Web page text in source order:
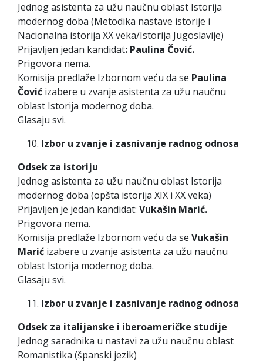
Jednog asistenta za užu naučnu oblast Istorija
modernog doba (Metodika nastave istorije i
Nacionalna istorija XX veka/Istorija Jugoslavije)
Prijavljen jedan kandidat: Paulina Čović.
Prigovora nema.
Komisija predlaže Izbornom veću da se Paulina
Čović izabere u zvanje asistenta za užu naučnu
oblast Istorija modernog doba.
Glasaju svi.
Izbor u zvanje i zasnivanje radnog odnosa
Odsek za istoriju
Jednog asistenta za užu naučnu oblast Istorija
modernog doba (opšta istorija XIX i XX veka)
Prijavljen je jedan kandidat: Vukašin Marić.
Prigovora nema.
Komisija predlaže Izbornom veću da se Vukašin
Marić izabere u zvanje asistenta za užu naučnu
oblast Istorija modernog doba.
Glasaju svi.
Izbor u zvanje i zasnivanje radnog odnosa
Odsek za italijanske i iberoameričke studije
Jednog saradnika u nastavi za užu naučnu oblast
Romanistika (španski jezik)